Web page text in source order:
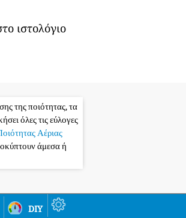
ιστολόγιο
της ποιότητας, τα
όλες τις εύλογες
Αέριας
άμεσα ή
diy